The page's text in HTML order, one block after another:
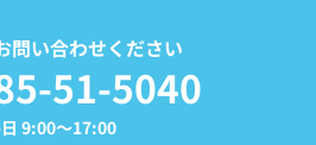
問い合わせください
51-5040
9:00〜17:00